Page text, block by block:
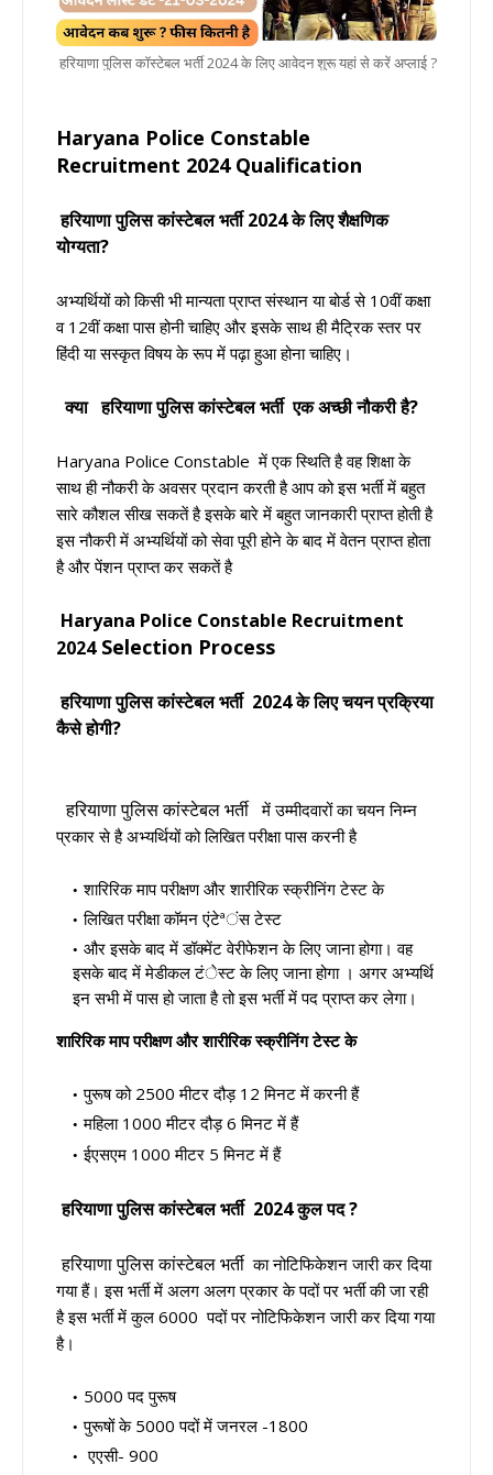
हरियाणा पुलिस कॉस्टेबल भर्ती 2024 के लिए आवेदन शुरू यहां से करें अप्लाई ?
Haryana Police Constable
Recruitment 2024 Qualification
हरियाणा पुलिस कांस्टेबल भर्ती 2024 के लिए शैक्षणिक
योग्यता?
अभ्यर्थियों को किसी भी मान्यता प्राप्त संस्थान या बोर्ड से 10वीं कक्षा
व 12वीं कक्षा पास होनी चाहिए और इसके साथ ही मैट्रिक स्तर पर
हिंदी या सस्कृत विषय के रूप में पढ़ा हुआ होना चाहिए।
क्या हरियाणा पुलिस कांस्टेबल भर्ती एक अच्छी नौकरी है?
Haryana Police Constable में एक स्थिति है वह शिक्षा के
साथ ही नौकरी के अवसर प्रदान करती है आप को इस भर्ती में बहुत
सारे कौशल सीख सकतें है इसके बारे में बहुत जानकारी प्राप्त होती है
इस नौकरी में अभ्यर्थियों को सेवा पूरी होने के बाद में वेतन प्राप्त होता
है और पेंशन प्राप्त कर सकतें है
Haryana Police Constable Recruitment
2024Selection Process
हरियाणा पुलिस कांस्टेबल भर्ती 2024 के लिए चयन प्रक्रिया
कैसे होगी?
हरियाणा पुलिस कांस्टेबल भर्ती में उम्मीदवारों का चयन निम्न
प्रकार से है अभ्यर्थियों को लिखित परीक्षा पास करनी है
शारिरिक माप परीक्षण और शारीरिक स्क्रीनिंग टेस्ट के
लिखित परीक्षा कॉमन एंटेªंस टेस्ट
और इसके बाद में डॉक्मेंट वेरीफेशन के लिए जाना होगा। वह
इसके बाद में मेडीकल टंेस्ट के लिए जाना होगा । अगर अभ्यर्थि
इन सभी में पास हो जाता है तो इस भर्ती में पद प्राप्त कर लेगा।
शारिरिक माप परीक्षण और शारीरिक स्क्रीनिंग टेस्ट के
पुरूष को 2500 मीटर दौड़ 12 मिनट में करनी हैं
महिला 1000 मीटर दौड़ 6 मिनट में हैं
ईएसएम 1000 मीटर 5 मिनट में हैं
हरियाणा पुलिस कांस्टेबल भर्ती 2024 कुल पद ?
हरियाणा पुलिस कांस्टेबल भर्ती का नोटिफिकेशन जारी कर दिया
गया हैं। इस भर्ती में अलग अलग प्रकार के पदों पर भर्ती की जा रही
है इस भर्ती में कुल 6000 पदों पर नोटिफिकेशन जारी कर दिया गया
है।
5000 पद पुरूष
पुरूषों के 5000 पदों में जनरल -1800
एएसी- 900